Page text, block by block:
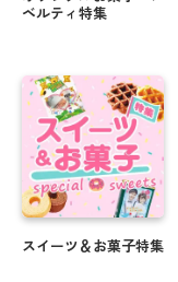
ベルティ特集
スイーツ＆お菓子特集